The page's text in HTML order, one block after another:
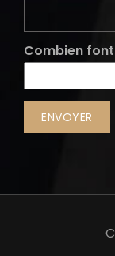
Combien font